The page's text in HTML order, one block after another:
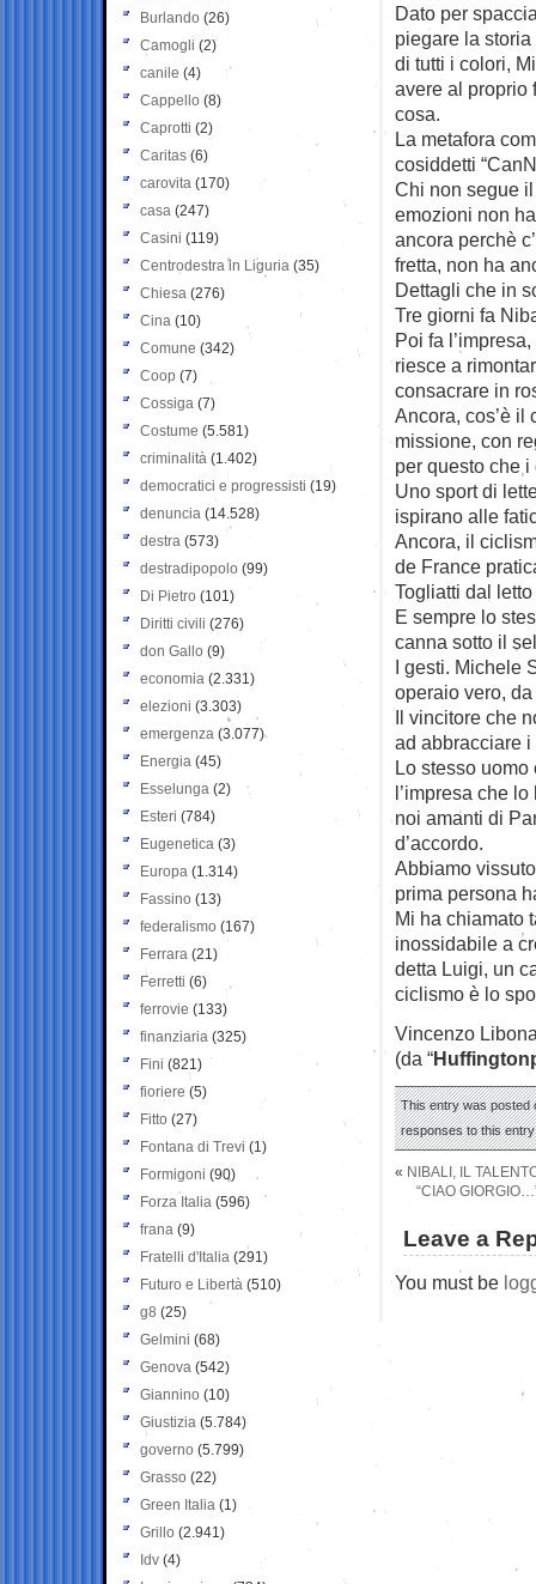
Dato per
piegare la
di tutti i colori,
avere al proprio
cosa.
La metafora
cosiddetti
Chi non segue
emozioni non
ancora perchè
fretta, non ha
Dettagli che in
Tre giorni fa
Poi fa
riesce a
consacrare in
Ancora, cos’è il
missione, con
per questo che
Uno sport di
ispirano alle
Ancora, il
de France
Togliatti dal
E sempre lo
canna sotto il
I gesti. Michele
operaio vero,
Il vincitore che
ad abbracciare
Lo stesso
l’impresa che
noi amanti di
d’accordo.
Abbiamo
prima persona
Mi ha chiamato
inossidabile a
detta Luigi, un
ciclismo è lo
Vincenzo
(da “
This entry was posted
responses to this
« NIBALI, IL
“CIAO
Leave a
You must be
Burlando (26)
Camogli (2)
canile (4)
Cappello (8)
Caprotti (2)
Caritas (6)
carovita (170)
casa (247)
Casini (119)
Centrodestra in Liguria (35)
Chiesa (276)
Cina (10)
Comune (342)
Coop (7)
Cossiga (7)
Costume (5.581)
criminalità (1.402)
democratici e progressisti (19)
denuncia (14.528)
destra (573)
destradipopolo (99)
Di Pietro (101)
Diritti civili (276)
don Gallo (9)
economia (2.331)
elezioni (3.303)
emergenza (3.077)
Energia (45)
Esselunga (2)
Esteri (784)
Eugenetica (3)
Europa (1.314)
Fassino (13)
federalismo (167)
Ferrara (21)
Ferretti (6)
ferrovie (133)
finanziaria (325)
Fini (821)
fioriere (5)
Fitto (27)
Fontana di Trevi (1)
Formigoni (90)
Forza Italia (596)
frana (9)
Fratelli d'Italia (291)
Futuro e Libertà (510)
g8 (25)
Gelmini (68)
Genova (542)
Giannino (10)
Giustizia (5.784)
governo (5.799)
Grasso (22)
Green Italia (1)
Grillo (2.941)
Idv (4)